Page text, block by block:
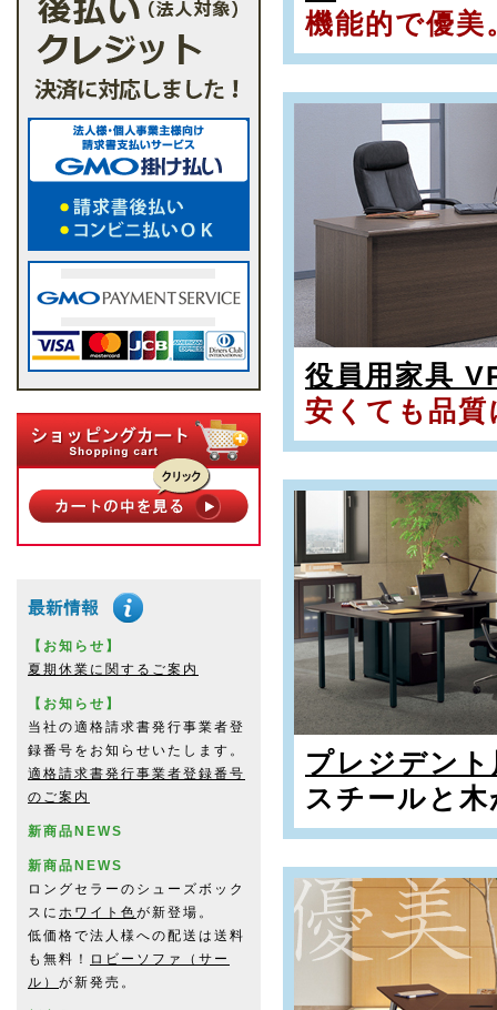
機能的で優美
役員用家具
安くても品
プレジデン
スチールと
【お知らせ】
夏期休業に関するご案内
【お知らせ】
当社の適格請求書発行事業者登
録番号をお知らせいたします。
適格請求書発行事業者登録番号
のご案内
新商品NEWS
新商品NEWS
ロングセラーのシューズボック
スに ホワイト色が新登場。
低価格で法人様への配送は送料
も無料！
ロビーソファ（サー
ル） が新発売。